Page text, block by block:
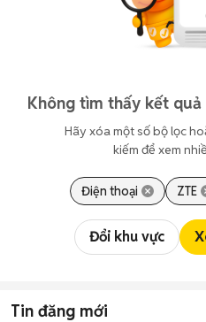
Không tìm thấy kết
Hãy xóa một số bộ lọc
kiếm để xem
Điện thoại ZTE
Đổi khu vực
Tin đăng mới